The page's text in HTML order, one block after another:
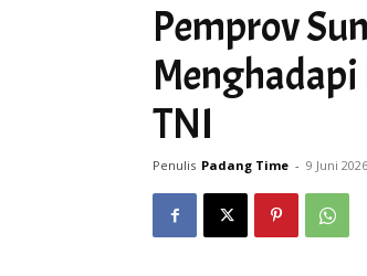
Pemprov
TNI
Penulis Padang Time - 9 Juni 2026